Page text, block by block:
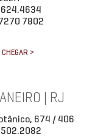
7802
>
| RJ
674 / 406